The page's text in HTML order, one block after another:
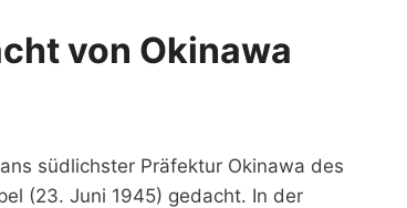
von Okinawa
südlichster Präfektur Okinawa des
(23. Juni 1945) gedacht. In der